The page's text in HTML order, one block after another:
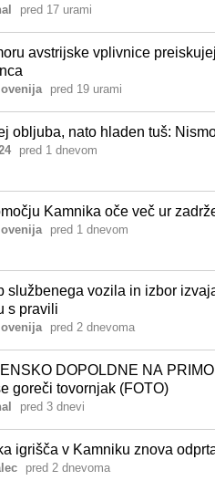
pred 17 urami
avstrijske vplivnice
pred 19 urami
obljuba, nato hladen tuš:
pred 1 dnevom
Kamnika oče več ur
pred 1 dnevom
službenega vozila in izbor
s pravili
pred 2 dnevoma
DOPOLDNE NA
goreči tovornjak (FOTO)
pred 3 dnevi
igrišča v Kamniku znova
pred 2 dnevoma